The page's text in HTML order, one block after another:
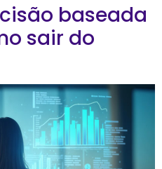
baseada
sair do